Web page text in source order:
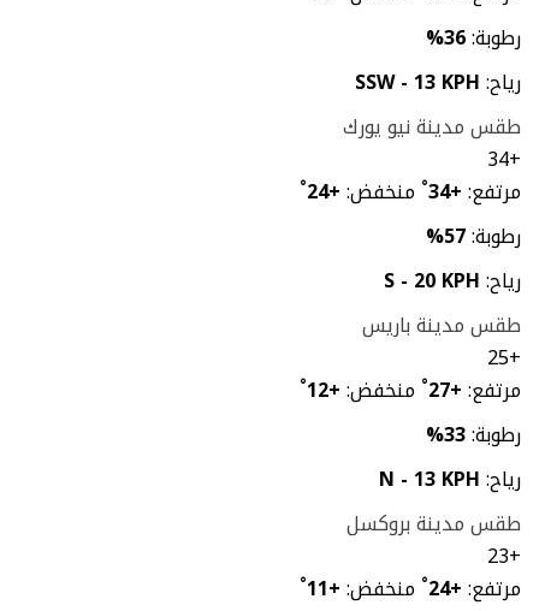
رطوبة:36%
رياح:SSW - 13 KPH
طقس مدينة نيو يورك
+
34
مرتفع:+
34
° منخفض:+
24
°
رطوبة:57%
رياح:S - 20 KPH
طقس مدينة باريس
+
25
مرتفع:+
27
° منخفض:+
12
°
رطوبة:33%
رياح:N - 13 KPH
طقس مدينة بروكسل
+
23
مرتفع:+
24
° منخفض:+
11
°